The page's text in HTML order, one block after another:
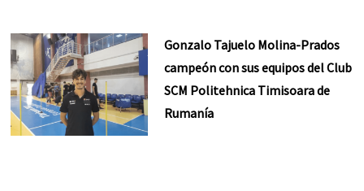
Gonzalo Tajuelo Molina-Prados
campeón con sus equipos del Club
SCM Politehnica Timisoara de
Rumanía